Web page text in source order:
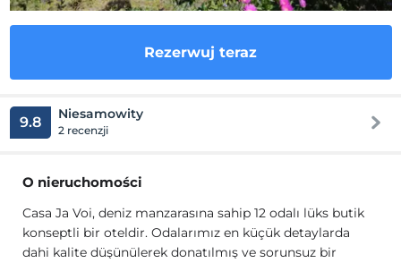
Rezerwuj teraz
9.8 Niesamowity
2 recenzji
O nieruchomości
Casa Ja Voi, deniz manzarasına sahip 12 odalı lüks butik
konseptli bir oteldir. Odalarımız en küçük detaylarda
dahi kalite düşünülerek donatılmış ve sorunsuz bir